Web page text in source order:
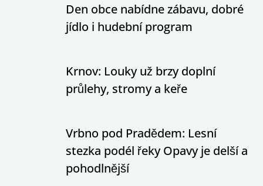
Den obce nabídne zábavu, dobré
jídlo i hudební program
Krnov: Louky už brzy doplní
průlehy, stromy a keře
Vrbno pod Pradědem: Lesní
stezka podél řeky Opavy je delší a
pohodlnější